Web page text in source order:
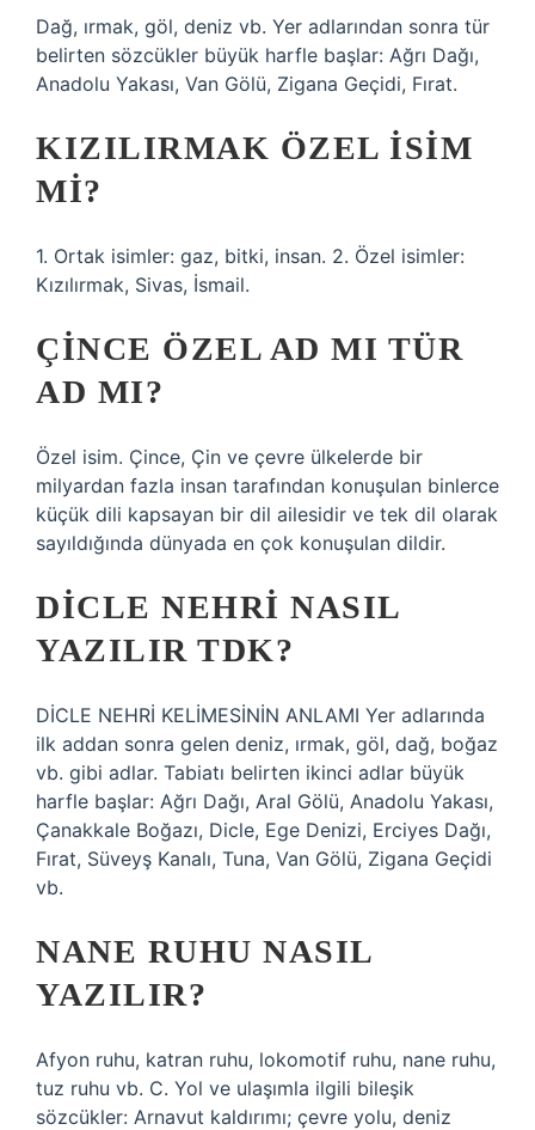
Dağ, ırmak, göl, deniz vb. Yer adlarından sonra tür
belirten sözcükler büyük harfle başlar: Ağrı Dağı,
Anadolu Yakası, Van Gölü, Zigana Geçidi, Fırat.
KIZILIRMAK ÖZEL ISIM
MI?
1. Ortak isimler: gaz, bitki, insan. 2. Özel isimler:
Kızılırmak, Sivas, İsmail.
ÇINCE ÖZEL AD MI TÜR
AD MI?
Özel isim. Çince, Çin ve çevre ülkelerde bir
milyardan fazla insan tarafından konuşulan binlerce
küçük dili kapsayan bir dil ailesidir ve tek dil olarak
sayıldığında dünyada en çok konuşulan dildir.
DICLE NEHRI NASIL
YAZILIR TDK?
DİCLE NEHRİ KELİMESİNİN ANLAMI Yer adlarında
ilk addan sonra gelen deniz, ırmak, göl, dağ, boğaz
vb. gibi adlar. Tabiatı belirten ikinci adlar büyük
harfle başlar: Ağrı Dağı, Aral Gölü, Anadolu Yakası,
Çanakkale Boğazı, Dicle, Ege Denizi, Erciyes Dağı,
Fırat, Süveyş Kanalı, Tuna, Van Gölü, Zigana Geçidi
vb.
NANE RUHU NASIL
YAZILIR?
Afyon ruhu, katran ruhu, lokomotif ruhu, nane ruhu,
tuz ruhu vb. C. Yol ve ulaşımla ilgili bileşik
sözcükler: Arnavut kaldırımı; çevre yolu, deniz